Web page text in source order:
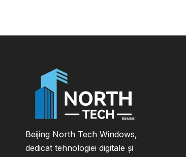
Beijing North Tech Windows,
dedicat tehnologiei digitale și